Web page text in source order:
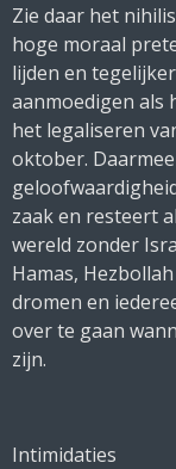
Zie daar het
hoge moraal
lijden en
aanmoedigen als
het legaliseren
oktober.
zaak en resteert
wereld zonder
Hamas,
dromen en
over te gaan
zijn.
Intimidaties